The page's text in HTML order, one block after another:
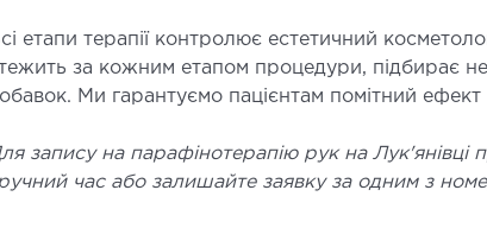
етапи терапії контролює естетичний
за кожним етапом процедури, підбирає
Ми гарантуємо пацієнтам помітний ефект
запису на парафінотерапію рук на Лук'янівці
час або залишайте заявку за одним з